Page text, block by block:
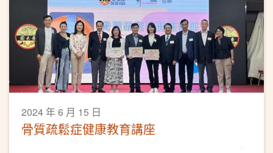
2024 年 6 月 15 日
骨質疏鬆症健康教育講座